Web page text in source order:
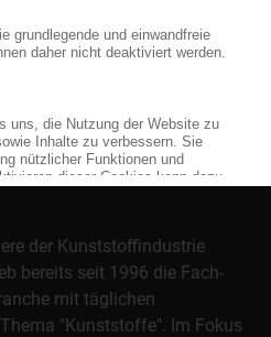
der Kunststoffindustrie
bereits seit 1996 die Fach-
mit täglichen
"Kunststoffe". Im Fokus